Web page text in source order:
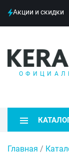
Акции и скидки
Главная /